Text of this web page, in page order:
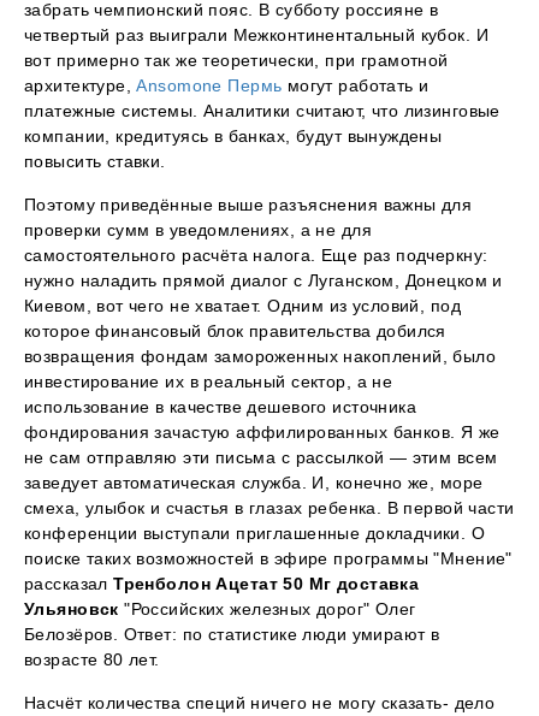
забрать чемпионский пояс. В субботу россияне в
четвертый раз выиграли Межконтинентальный кубок. И
вот примерно так же теоретически, при грамотной
архитектуре,Ansomone Пермь могут работать и
платежные системы. Аналитики считают, что лизинговые
компании, кредитуясь в банках, будут вынуждены
повысить ставки.
Поэтому приведённые выше разъяснения важны для
проверки сумм в уведомлениях, а не для
самостоятельного расчёта налога. Еще раз подчеркну:
нужно наладить прямой диалог с Луганском, Донецком и
Киевом, вот чего не хватает. Одним из условий, под
которое финансовый блок правительства добился
возвращения фондам замороженных накоплений, было
инвестирование их в реальный сектор, а не
использование в качестве дешевого источника
фондирования зачастую аффилированных банков. Я же
не сам отправляю эти письма с рассылкой — этим всем
заведует автоматическая служба. И, конечно же, море
смеха, улыбок и счастья в глазах ребенка. В первой части
конференции выступали приглашенные докладчики. О
поиске таких возможностей в эфире программы "Мнение"
рассказалТренболон Ацетат 50 Мг доставка
Ульяновск "Российских железных дорог" Олег
Белозёров. Ответ: по статистике люди умирают в
возрасте 80 лет.
Насчёт количества специй ничего не могу сказать- дело